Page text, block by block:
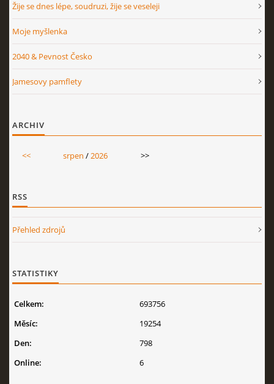
Žije se dnes lépe, soudruzi, žije se veseleji
Moje myšlenka
2040 & Pevnost Česko
Jamesovy pamflety
ARCHIV
<< srpen /2026 >>
RSS
Přehled zdrojů
STATISTIKY
Online: 6
Celkem:
693756
Měsíc:
19254
Den:
798